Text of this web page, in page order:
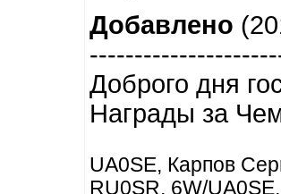
Добавлено
Доброго дня
Награды за
UA0SE, Карпов
RU0SR, 6W/